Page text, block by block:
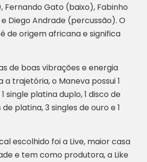
Fernando Gato (baixo), Fabinho
Diego Andrade (percussão). O
de origem africana e significa
de boas vibrações e energia
a trajetória, o Maneva possui 1
single platina duplo, 1 disco de
platina, 3 singles de ouro e 1
escolhido foi a Live, maior casa
e tem como produtora, a Like